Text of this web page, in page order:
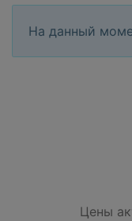
На данный
Цены